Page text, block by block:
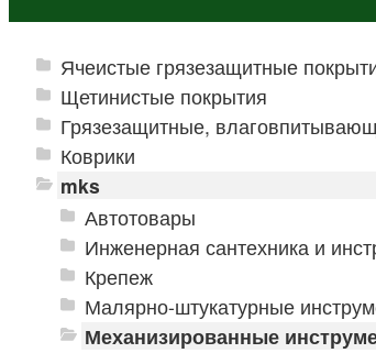
Ячеистые грязезащитные
Щетинистые покрытия
Грязезащитные,
Коврики
mks
Автотовары
Инженерная сантехника и
Крепеж
Малярно-штукатурные
Механизированные